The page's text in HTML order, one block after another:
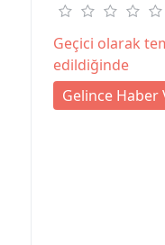
Geçici olarak
edildiğinde
Gelince Haber